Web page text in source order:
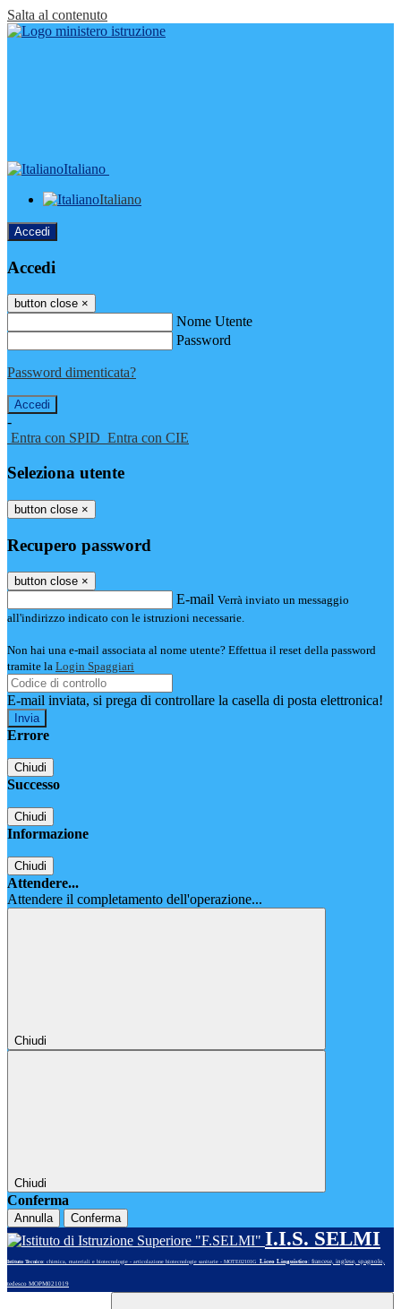
Salta al contenuto
Italiano
Italiano
Accedi
Accedi
button close ×
Nome Utente
Password
Password dimenticata?
-
Entra con SPID Entra con CIE
Seleziona utente
button close ×
Recupero password
button close ×
E-mail Verrà inviato un messaggio
all'indirizzo indicato con le istruzioni necessarie.
Non hai una e-mail associata al nome utente? Effettua il reset della password
tramite la Login Spaggiari
E-mail inviata, si prega di controllare la casella di posta elettronica!
Errore
Chiudi
Successo
Chiudi
Informazione
Chiudi
Attendere...
Attendere il completamento dell'operazione...
Chiudi
Chiudi
Conferma
Annulla Conferma
I.I.S. SELMI
Istituto Tecnico: chimica, materiali e biotecnologie - articolazione biotecnologie sanitarie - MOTE02101G Liceo Linguistico: francese, inglese, spagnolo,
tedesco MOPM021019